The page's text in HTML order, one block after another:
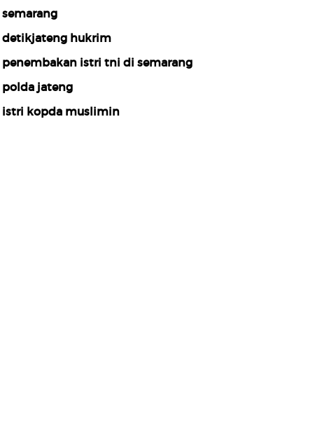
#semarang
#detikjateng hukrim
#penembakan istri tni di semarang
#polda jateng
#istri kopda muslimin